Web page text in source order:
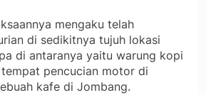
mengaku telah
di sedikitnya tujuh lokasi
di antaranya yaitu warung kopi
pencucian motor di
kafe di Jombang.